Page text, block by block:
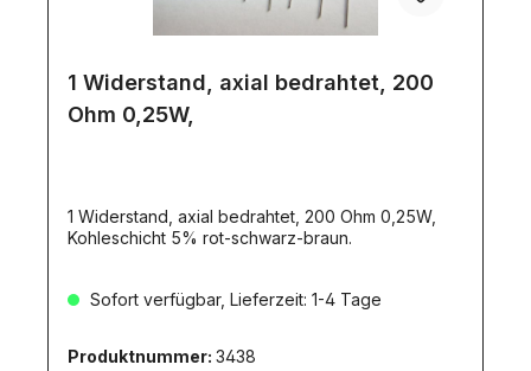
1 Widerstand, axial bedrahtet, 200
Ohm 0,25W,
1 Widerstand, axial bedrahtet, 200 Ohm 0,25W,
Kohleschicht 5% rot-schwarz-braun.
Sofort verfügbar, Lieferzeit: 1-4 Tage
Produktnummer: 3438